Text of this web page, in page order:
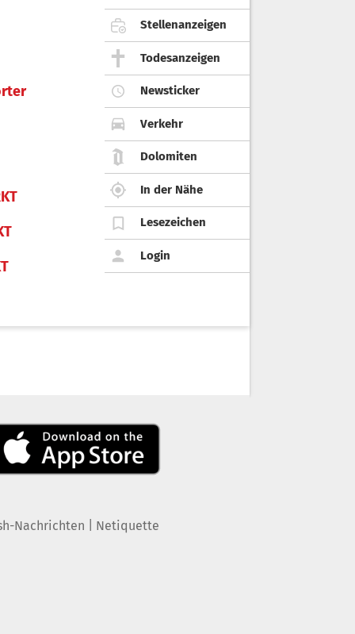
Stellenanzeigen
Todesanzeigen
Newsticker
Verkehr
Dolomiten
In der Nähe
Lesezeichen
Login
Nachrichten Netiquette